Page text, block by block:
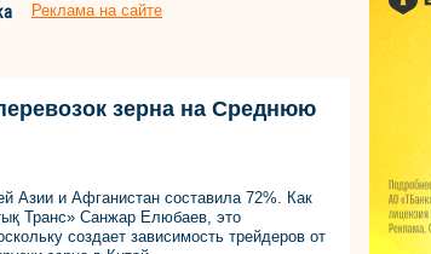
Реклама на сайте
зерна на Среднюю
Азии и Афганистан составила 72%. Как
Транс» Санжар Елюбаев, это
создает зависимость трейдеров от